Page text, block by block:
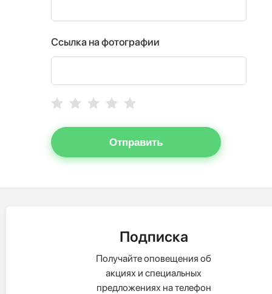
Ссылка на фотографии
Отправить
Подписка
Получайте оповещения об
акциях и специальных
предложениях на телефон